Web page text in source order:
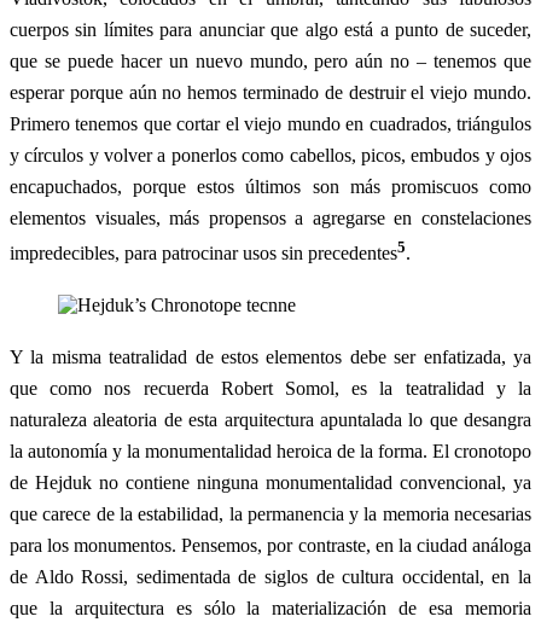
cuerpos sin límites para anunciar que algo está a punto de suceder,
que se puede hacer un nuevo mundo, pero aún no – tenemos que
esperar porque aún no hemos terminado de destruir el viejo mundo.
Primero tenemos que cortar el viejo mundo en cuadrados, triángulos
y círculos y volver a ponerlos como cabellos, picos, embudos y ojos
encapuchados, porque estos últimos son más promiscuos como
elementos visuales, más propensos a agregarse en constelaciones
impredecibles, para patrocinar usos sin precedentes5.
Y la misma teatralidad de estos elementos debe ser enfatizada, ya
que como nos recuerda Robert Somol, es la teatralidad y la
naturaleza aleatoria de esta arquitectura apuntalada lo que desangra
la autonomía y la monumentalidad heroica de la forma. El cronotopo
de Hejduk no contiene ninguna monumentalidad convencional, ya
que carece de la estabilidad, la permanencia y la memoria necesarias
para los monumentos. Pensemos, por contraste, en la ciudad análoga
de Aldo Rossi, sedimentada de siglos de cultura occidental, en la
que la arquitectura es sólo la materialización de esa memoria